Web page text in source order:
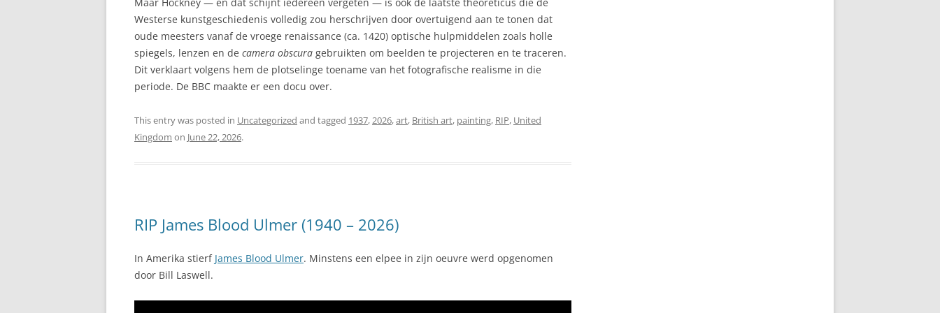
Westerse kunstgeschiedenis volledig zou herschrijven door overtuigend aan te tonen dat
oude meesters vanaf de vroege renaissance (ca. 1420) optische hulpmiddelen zoals holle
spiegels, lenzen en de camera obscura gebruikten om beelden te projecteren en te traceren.
Dit verklaart volgens hem de plotselinge toename van het fotografische realisme in die
periode. De BBC maakte er een docu over.
This entry was posted in Uncategorized and tagged 1937,2026,art, British art, painting, RIP, United
Kingdom on June 22, 2026.
RIP James Blood Ulmer (1940 – 2026)
In Amerika stierf James Blood Ulmer. Minstens een elpee in zijn oeuvre werd opgenomen
door Bill Laswell.